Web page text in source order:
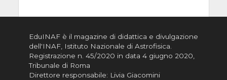
EduINAF è il magazine di didattica e divulgazione
dell'INAF, Istituto Nazionale di Astrofisica
Registrazione n. 45/2020 in data 4 giugno 2020,
Tribunale di Roma
Direttore responsabile: Livia Giacomini